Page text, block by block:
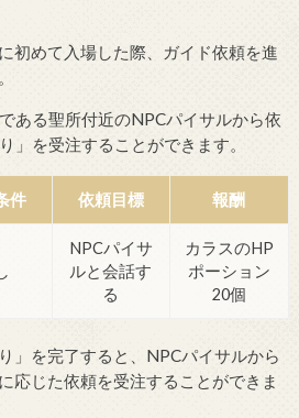
初めて入場した際、ガイド依頼を進
ある聖所付近のNPCパイサルから依
」を受注することができます。
件 依頼目標 報酬
NPCパイサ
ルと会話す
る
カラスのHP
ポーション
20個
」を完了すると、NPCパイサルから
応じた依頼を受注することができま